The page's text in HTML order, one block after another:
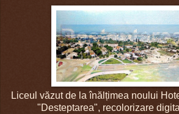
Liceul văzut de la înălțimea noului
"Desteptarea", recolorizare